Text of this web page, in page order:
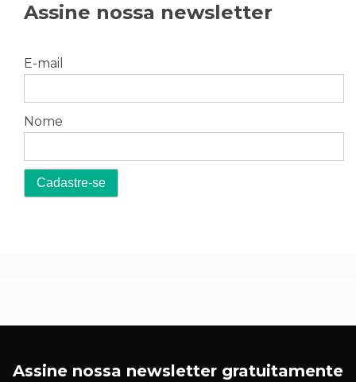
Assine nossa newsletter
E-mail
Nome
Assine nossa newsletter gratuitamente